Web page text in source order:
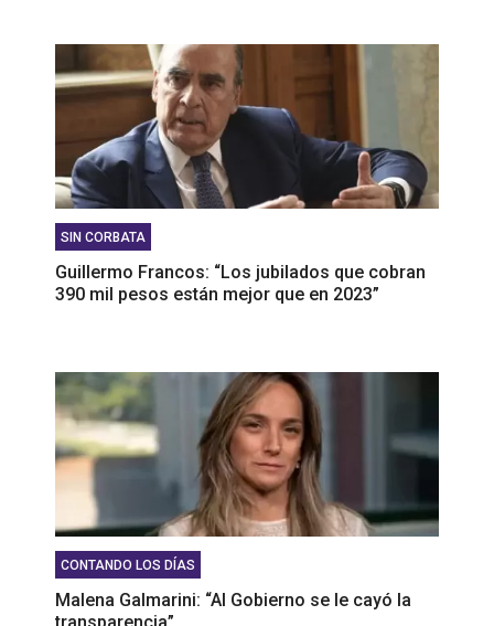
SIN CORBATA
Guillermo Francos: “Los jubilados que cobran
390 mil pesos están mejor que en 2023”
CONTANDO LOS DÍAS
Malena Galmarini: “Al Gobierno se le cayó la